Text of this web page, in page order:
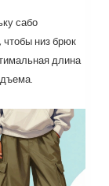
сабо
чтобы низ брюк
длина